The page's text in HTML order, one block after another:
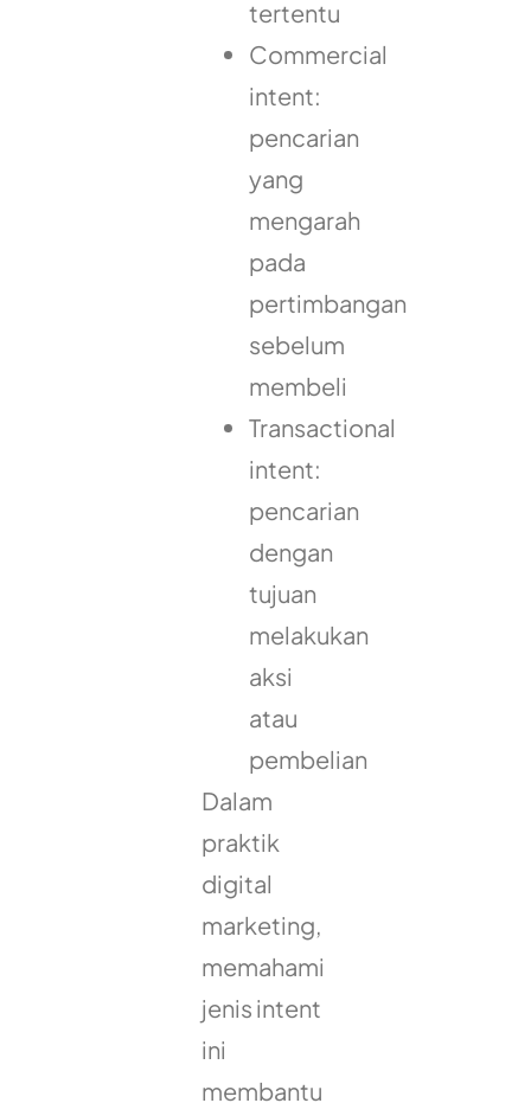
tertentu
Commercial
intent:
pencarian
yang
mengarah
pada
pertimbangan
sebelum
membeli
Transactional
intent:
pencarian
dengan
tujuan
melakukan
aksi
atau
pembelian
Dalam
praktik
digital
marketing,
memahami
jenis intent
ini
membantu